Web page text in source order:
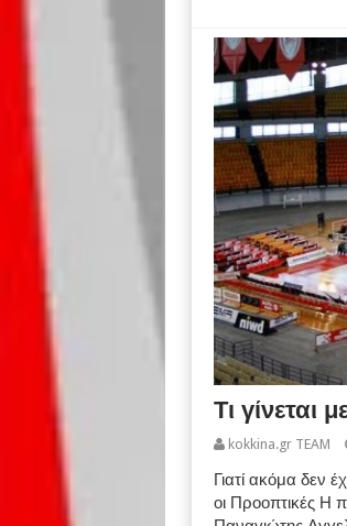
Τι
kokkina.gr TEAM
Γιατί ακόμα δεν
οι Προοπτικές Η